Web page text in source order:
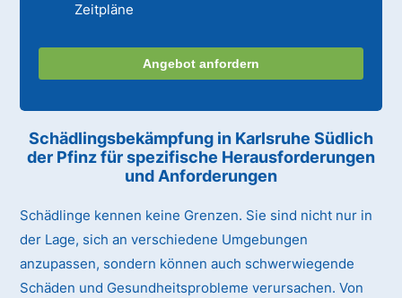
Zeitpläne
Angebot anfordern
Schädlingsbekämpfung in Karlsruhe Südlich
der Pfinz für spezifische Herausforderungen
und Anforderungen
Schädlinge kennen keine Grenzen. Sie sind nicht nur in
der Lage, sich an verschiedene Umgebungen
anzupassen, sondern können auch schwerwiegende
Schäden und Gesundheitsprobleme verursachen. Von